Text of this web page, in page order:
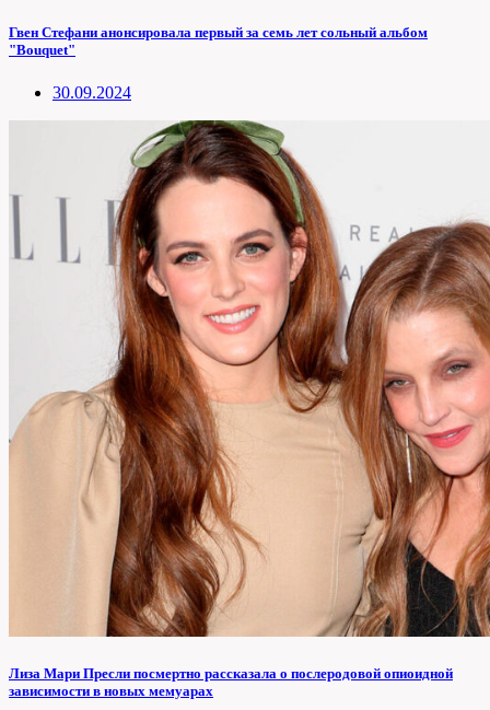
Гвен Стефани анонсировала первый за семь лет сольный альбом
"Bouquet"
30.09.2024
Лиза Мари Пресли посмертно рассказала о послеродовой опиоидной
зависимости в новых мемуарах